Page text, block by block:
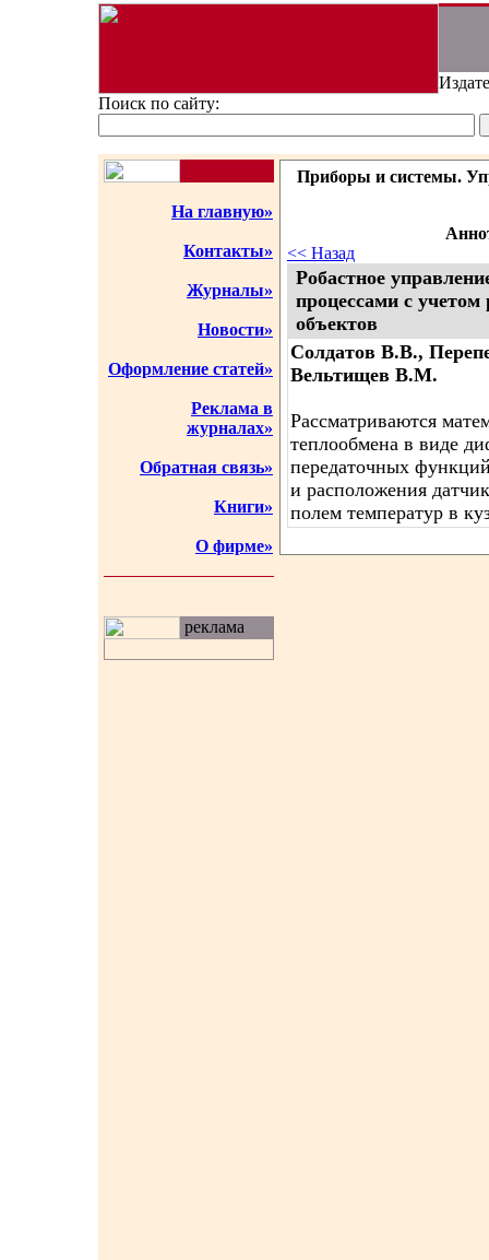
Поиск по сайту:
На главную»
Контакты»
Журналы»
Новости»
Оформление статей»
Реклама в
журналах»
Обратная связь»
Книги»
О фирме»
реклама
Приборы и системы.
<< Назад
Робастное
процессами с учетом
объектов
Солдатов В.В.,
Вельтищев В.М.
Рассматриваются
теплообмена в виде
передаточных
и расположения
полем температур в